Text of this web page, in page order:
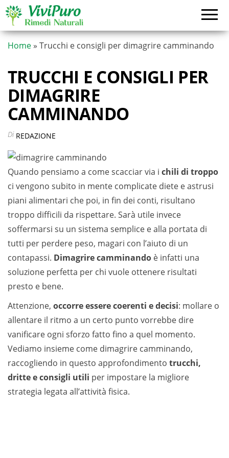
Vai
contenuto
Home » Trucchi e consigli per dimagrire camminando
TRUCCHI E CONSIGLI PER
DIMAGRIRE
CAMMINANDO
Di REDAZIONE
Quando pensiamo a come scacciar via i chili di troppo
ci vengono subito in mente complicate diete e astrusi
piani alimentari che poi, in fin dei conti, risultano
troppo difficili da rispettare. Sarà utile invece
soffermarsi su un sistema semplice e alla portata di
tutti per perdere peso, magari con l’aiuto di un
contapassi. Dimagrire camminando è infatti una
soluzione perfetta per chi vuole ottenere risultati
presto e bene.
Attenzione, occorre essere coerenti e decisi: mollare o
allentare il ritmo a un certo punto vorrebbe dire
vanificare ogni sforzo fatto fino a quel momento.
Vediamo insieme come dimagrire camminando,
raccogliendo in questo approfondimento trucchi,
dritte e consigli utili per impostare la migliore
strategia legata all’attività fisica.